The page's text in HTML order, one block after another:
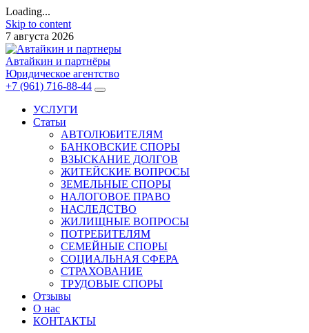
Loading...
Skip to content
7 августа 2026
Автайкин и партнёры
Юридическое агентство
+7 (961) 716-88-44
УСЛУГИ
Статьи
АВТОЛЮБИТЕЛЯМ
БАНКОВСКИЕ СПОРЫ
ВЗЫСКАНИЕ ДОЛГОВ
ЖИТЕЙСКИЕ ВОПРОСЫ
ЗЕМЕЛЬНЫЕ СПОРЫ
НАЛОГОВОЕ ПРАВО
НАСЛЕДСТВО
ЖИЛИЩНЫЕ ВОПРОСЫ
ПОТРЕБИТЕЛЯМ
СЕМЕЙНЫЕ СПОРЫ
СОЦИАЛЬНАЯ СФЕРА
СТРАХОВАНИЕ
ТРУДОВЫЕ СПОРЫ
Отзывы
О нас
КОНТАКТЫ